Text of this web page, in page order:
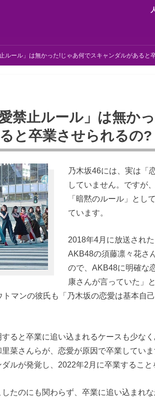
ルール」は無かった!じゃあ何でスキャンダルがあると
禁止ルール」は無か
と卒業させられるの?
乃木坂46には、実は「
していません。ですが
「暗黙のルール」とし
ています。
2018年4月に放送され
AKB48の須藤凛々花さ
ので、AKB48に明確な
康さんが言っていた」
マンの彼氏も「乃木坂の恋愛は基本自
ると卒業に追い込まれるケースも少な
菜さんらが、恋愛が原因で卒業してい
ルが発覚し、2022年2月に卒業すること
たのにも関わらず、卒業に追い込まれ